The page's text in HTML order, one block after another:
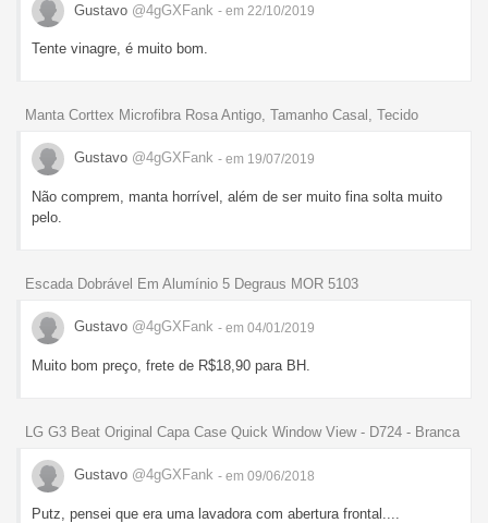
Gustavo @4gGXFank - em 22/10/2019
Tente vinagre, é muito bom.
Manta Corttex Microfibra Rosa Antigo, Tamanho Casal, Tecido
Gustavo @4gGXFank - em 19/07/2019
Não comprem, manta horrível, além de ser muito fina solta muito
pelo.
Escada Dobrável Em Alumínio 5 Degraus MOR 5103
Gustavo @4gGXFank - em 04/01/2019
Muito bom preço, frete de R$18,90 para BH.
LG G3 Beat Original Capa Case Quick Window View - D724 - Branca
Gustavo @4gGXFank - em 09/06/2018
Putz, pensei que era uma lavadora com abertura frontal....